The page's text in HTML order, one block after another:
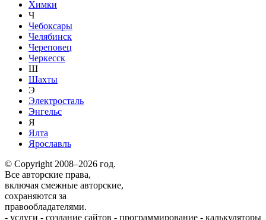
Химки
Ч
Чебоксары
Челябинск
Череповец
Черкесск
Ш
Шахты
Э
Электросталь
Энгельс
Я
Ялта
Ярославль
© Copyright 2008–2026 год.
Все авторские права,
включая смежные авторские,
сохраняются за
правообладателями.
- услуги - создание сайтов - программирование - калькуляторы